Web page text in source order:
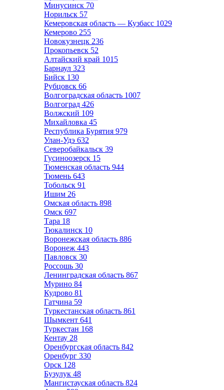
Минусинск 70
Норильск 57
Кемеровская область — Кузбасс 1029
Кемерово 255
Новокузнецк 236
Прокопьевск 52
Алтайский край 1015
Барнаул 323
Бийск 130
Рубцовск 66
Волгоградская область 1007
Волгоград 426
Волжский 109
Михайловка 45
Республика Бурятия 979
Улан-Удэ 632
Северобайкальск 39
Гусиноозерск 15
Тюменская область 944
Тюмень 643
Тобольск 91
Ишим 26
Омская область 898
Омск 697
Тара 18
Тюкалинск 10
Воронежская область 886
Воронеж 443
Павловск 30
Россошь 30
Ленинградская область 867
Мурино 84
Кудрово 81
Гатчина 59
Туркестанская область 861
Шымкент 641
Туркестан 168
Кентау 28
Оренбургская область 842
Оренбург 330
Орск 128
Бузулук 48
Мангистауская область 824